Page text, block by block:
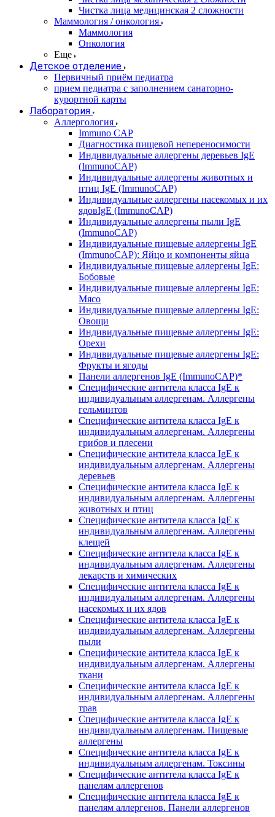
Чистка лица медицинская 2 сложности
Маммология / онкология
Маммология
Онкология
Еще
Детское отделение
Первичный приём педиатра
прием педиатра с заполнением санаторно-
курортной карты
Лаборатория
Аллергология
Immuno CAP
Диагностика пищевой непереносимости
Индивидуальные аллергены деревьев IgE
(ImmunoCAP)
Индивидуальные аллергены животных и
птиц IgE (ImmunoCAP)
Индивидуальные аллергены насекомых и их
ядовIgE (ImmunoCAP)
Индивидуальные аллергены пыли IgE
(ImmunoCAP)
Индивидуальные пищевые аллергены IgE
(ImmunoCAP): Яйцо и компоненты яйца
Индивидуальные пищевые аллергены IgE:
Бобовые
Индивидуальные пищевые аллергены IgE:
Мясо
Индивидуальные пищевые аллергены IgE:
Овощи
Индивидуальные пищевые аллергены IgE:
Орехи
Индивидуальные пищевые аллергены IgE:
Фрукты и ягоды
Панели аллергенов IgE (ImmunoCAP)*
Специфические антитела класса IgE к
индивидуальным аллергенам. Аллергены
гельминтов
Специфические антитела класса IgE к
индивидуальным аллергенам. Аллергены
грибов и плесени
Специфические антитела класса IgE к
индивидуальным аллергенам. Аллергены
деревьев
Специфические антитела класса IgE к
индивидуальным аллергенам. Аллергены
животных и птиц
Специфические антитела класса IgE к
индивидуальным аллергенам. Аллергены
клещей
Специфические антитела класса IgE к
индивидуальным аллергенам. Аллергены
лекарств и химических
Специфические антитела класса IgE к
индивидуальным аллергенам. Аллергены
насекомых и их ядов
Специфические антитела класса IgE к
индивидуальным аллергенам. Аллергены
пыли
Специфические антитела класса IgE к
индивидуальным аллергенам. Аллергены
ткани
Специфические антитела класса IgE к
индивидуальным аллергенам. Аллергены
трав
Специфические антитела класса IgE к
индивидуальным аллергенам. Пищевые
аллергены
Специфические антитела класса IgE к
индивидуальным аллергенам. Токсины
Специфические антитела класса IgE к
панелям аллергенов
Специфические антитела класса IgE к
панелям аллергенов. Панели аллергенов